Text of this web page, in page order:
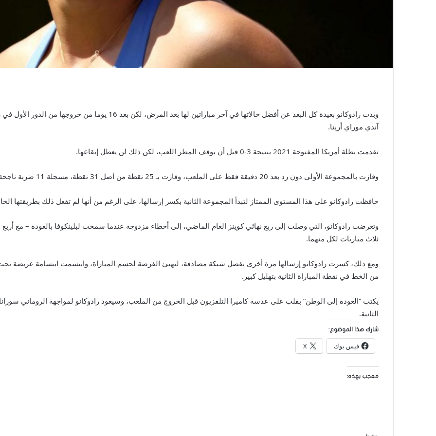
وبدت رادوكانو بعيدة كل البعد عن أفضل حالاتها في آخر مباراتين لها
آندي موراي أرينا.
تقدمت بطلة أمريكا المفتوحة 2021 بنتيجة 3-0 قبل أن يوقف المطر اللعب، لكن ذلك لن يعطل إيقاعها.
وفازت بالمجموعة الأولى دون رد بعد 20 دقيقة فقط على الملعب، وفازت بـ 25 نقطة من أصل 31 نقطة، مسجلة 11 ضربة ناجحة وارتكبت خطأين سهلين فقط.
حافظت رادوكانو على هذا المستوى الممتاز لتبدأ المجموعة الثانية بكسر إرسالها، على الرغم من أنها لم تفعل ذلك بطريقتها
وتعرضت رادوكانو، التي وصلت إلى ربع نهائي كوينز العام الماضي، إلى أخطاء مزدوجة عندما سمحت لبلينكوفا بالعودة – مع
ثلاث مباريات لكل منهما.
ومع ذلك، كسرت رادوكانو إرسالها مرة أخرى بفضل شبكة مصادفة، لتهيئ الفرصة لحسم المباراة، وابتسمت ابتسامة عريضة
من الخط في نقطة المباراة الثانية بتهليل كبير.
يكتب “العودة إلى الوطن” بقلب على عدسة كاميرا التلفزيون قبل الخروج من الملعب، وسيعود رادوكانو لمواجهة الروماني
الثانية.
شارك هذا الموضوع:
فيس بوك X
معجب بهذه: